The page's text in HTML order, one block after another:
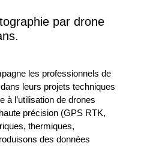
par drone
les professionnels de
dans leurs projets techniques
à l’utilisation de drones
précision (GPS RTK,
thermiques,
des données